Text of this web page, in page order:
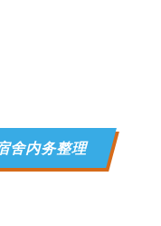
舍内务整理